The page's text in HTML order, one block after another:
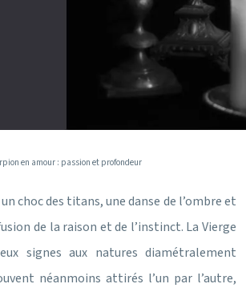
en amour : passion et profondeur
choc des titans, une danse de l’ombre et
de la raison et de l’instinct. La Vierge
signes aux natures diamétralement
néanmoins attirés l’un par l’autre,